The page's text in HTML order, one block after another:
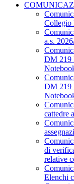
Collegio
a.s.
DM 219
DM 219
cattedre
di
relative
Elenchi